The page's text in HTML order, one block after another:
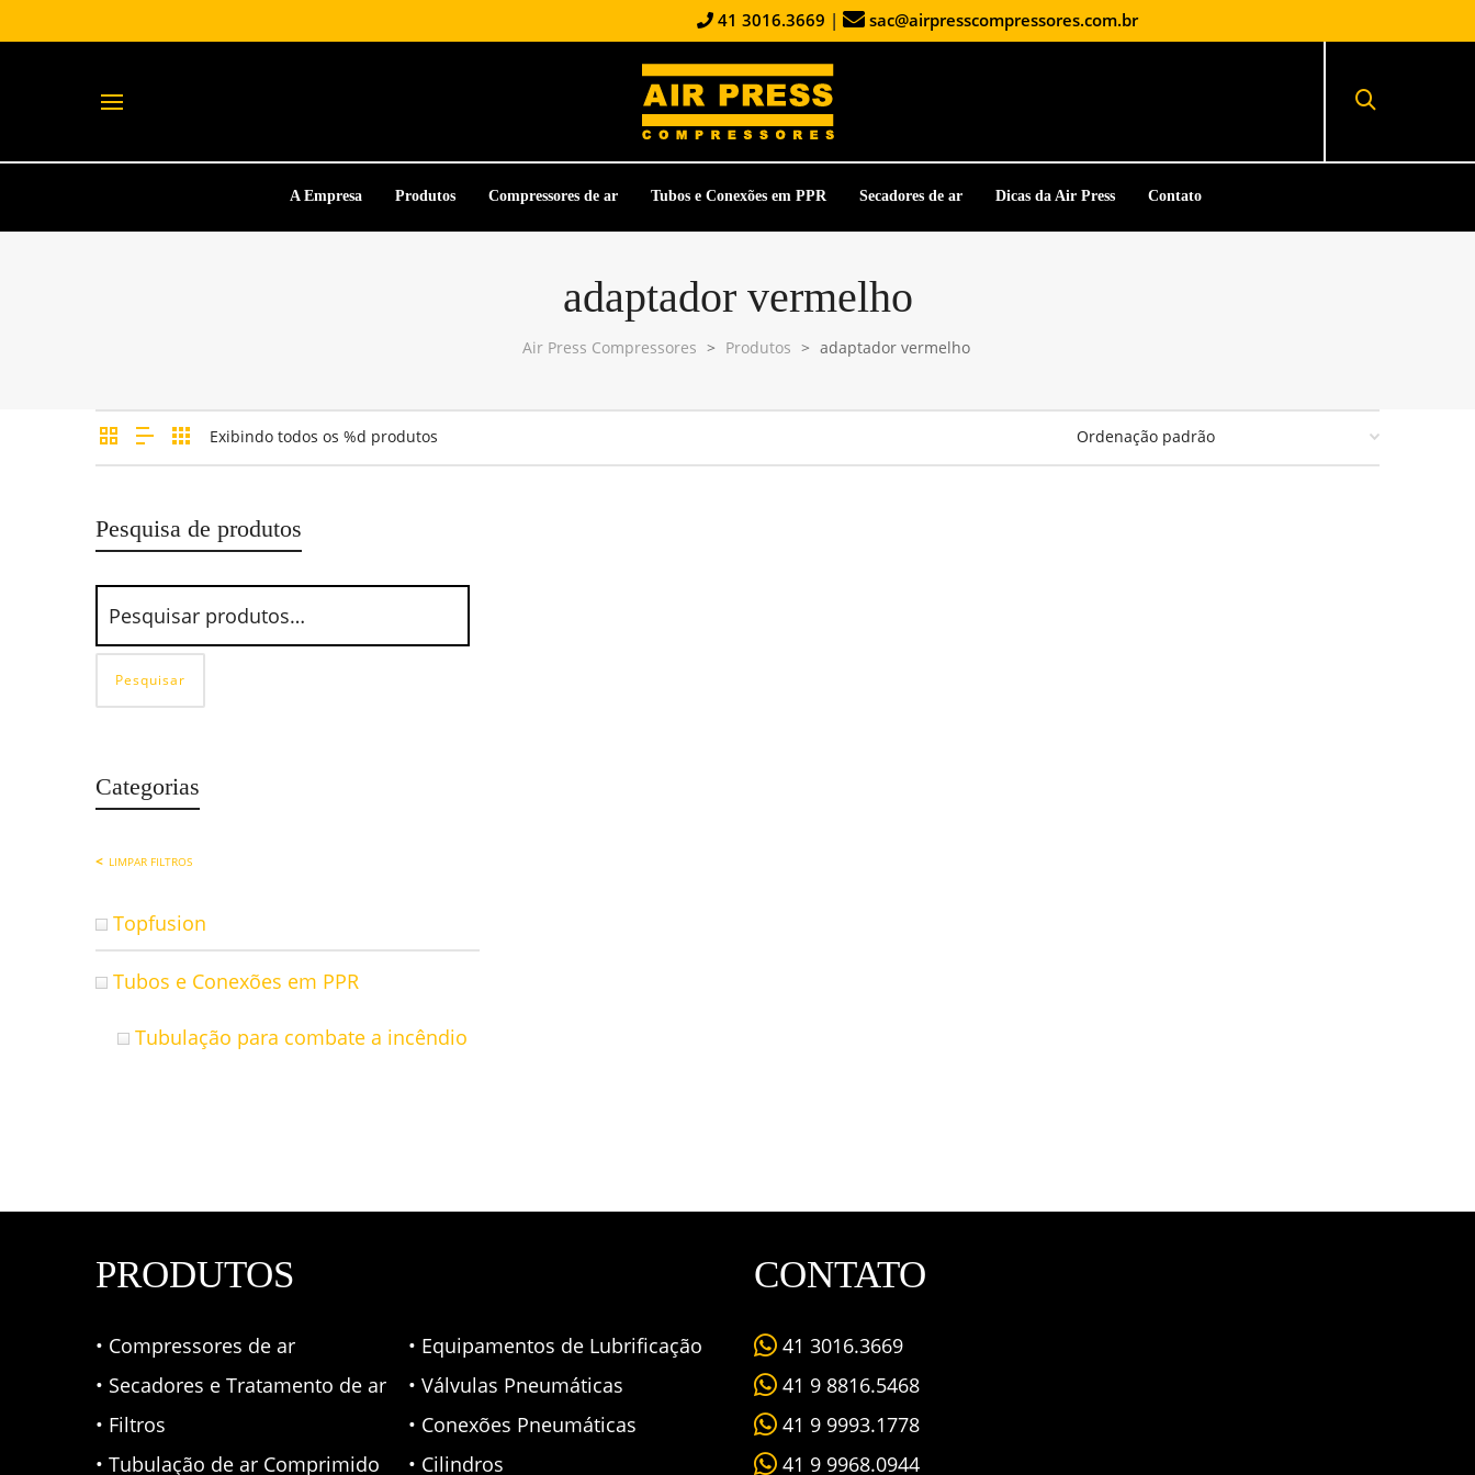
41 3016.3669 | sac@airpresscompressores.com.br
A Empresa Produtos Compressores de ar Tubos e Conexões em PPR Secadores de ar Dicas da Air Press Contato
adaptador vermelho
Air Press Compressores > Produtos > adaptador vermelho
Exibindo todos os %d produtos
Pesquisa de produtos
Pesquisar
Categorias
LIMPAR FILTROS
Topfusion
Tubos e Conexões em PPR
Tubulação para combate a incêndio
PRODUTOS
• Compressores de ar
• Secadores e Tratamento de ar
• Filtros
• Tubulação de ar Comprimido
• Equipamentos de Lubrificação
• Válvulas Pneumáticas
• Conexões Pneumáticas
• Cilindros
CONTATO
41 3016.3669
41 9 8816.5468
41 9 9993.1778
41 9 9968.0944